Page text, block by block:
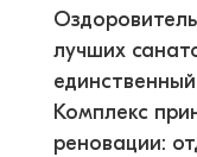
лучших
Комплекс
реновации: